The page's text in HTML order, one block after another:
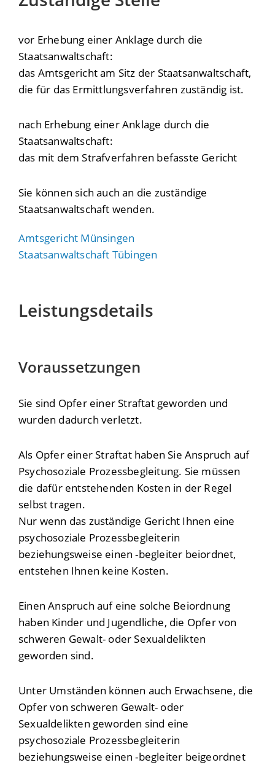
vor Erhebung einer Anklage durch die
Staatsanwaltschaft:
das Amtsgericht am Sitz der Staatsanwaltschaft,
die für das Ermittlungsverfahren zuständig ist.
nach Erhebung einer Anklage durch die
Staatsanwaltschaft:
das mit dem Strafverfahren befasste Gericht
Sie können sich auch an die zuständige
Staatsanwaltschaft wenden.
Amtsgericht Münsingen
Staatsanwaltschaft Tübingen
Leistungsdetails
Voraussetzungen
Sie sind Opfer einer Straftat geworden und
wurden dadurch verletzt.
Als Opfer einer Straftat haben Sie Anspruch auf
Psychosoziale Prozessbegleitung. Sie müssen
die dafür entstehenden Kosten in der Regel
selbst tragen.
Nur wenn das zuständige Gericht Ihnen eine
psychosoziale Prozessbegleiterin
beziehungsweise einen -begleiter beiordnet,
entstehen Ihnen keine Kosten.
Einen Anspruch auf eine solche Beiordnung
haben Kinder und Jugendliche, die Opfer von
schweren Gewalt- oder Sexualdelikten
geworden sind.
Unter Umständen können auch Erwachsene, die
Opfer von schweren Gewalt- oder
Sexualdelikten geworden sind eine
psychosoziale Prozessbegleiterin
beziehungsweise einen -begleiter beigeordnet